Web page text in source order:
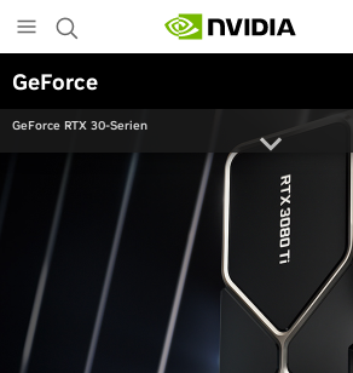
to
main
content
GeForce
GeForce RTX 30-Serien